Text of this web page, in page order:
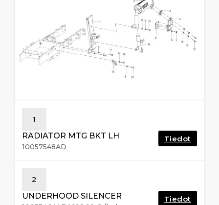
1
RADIATOR MTG BKT LH
10057548AD
Tiedot
2
UNDERHOOD SILENCER
Tiedot